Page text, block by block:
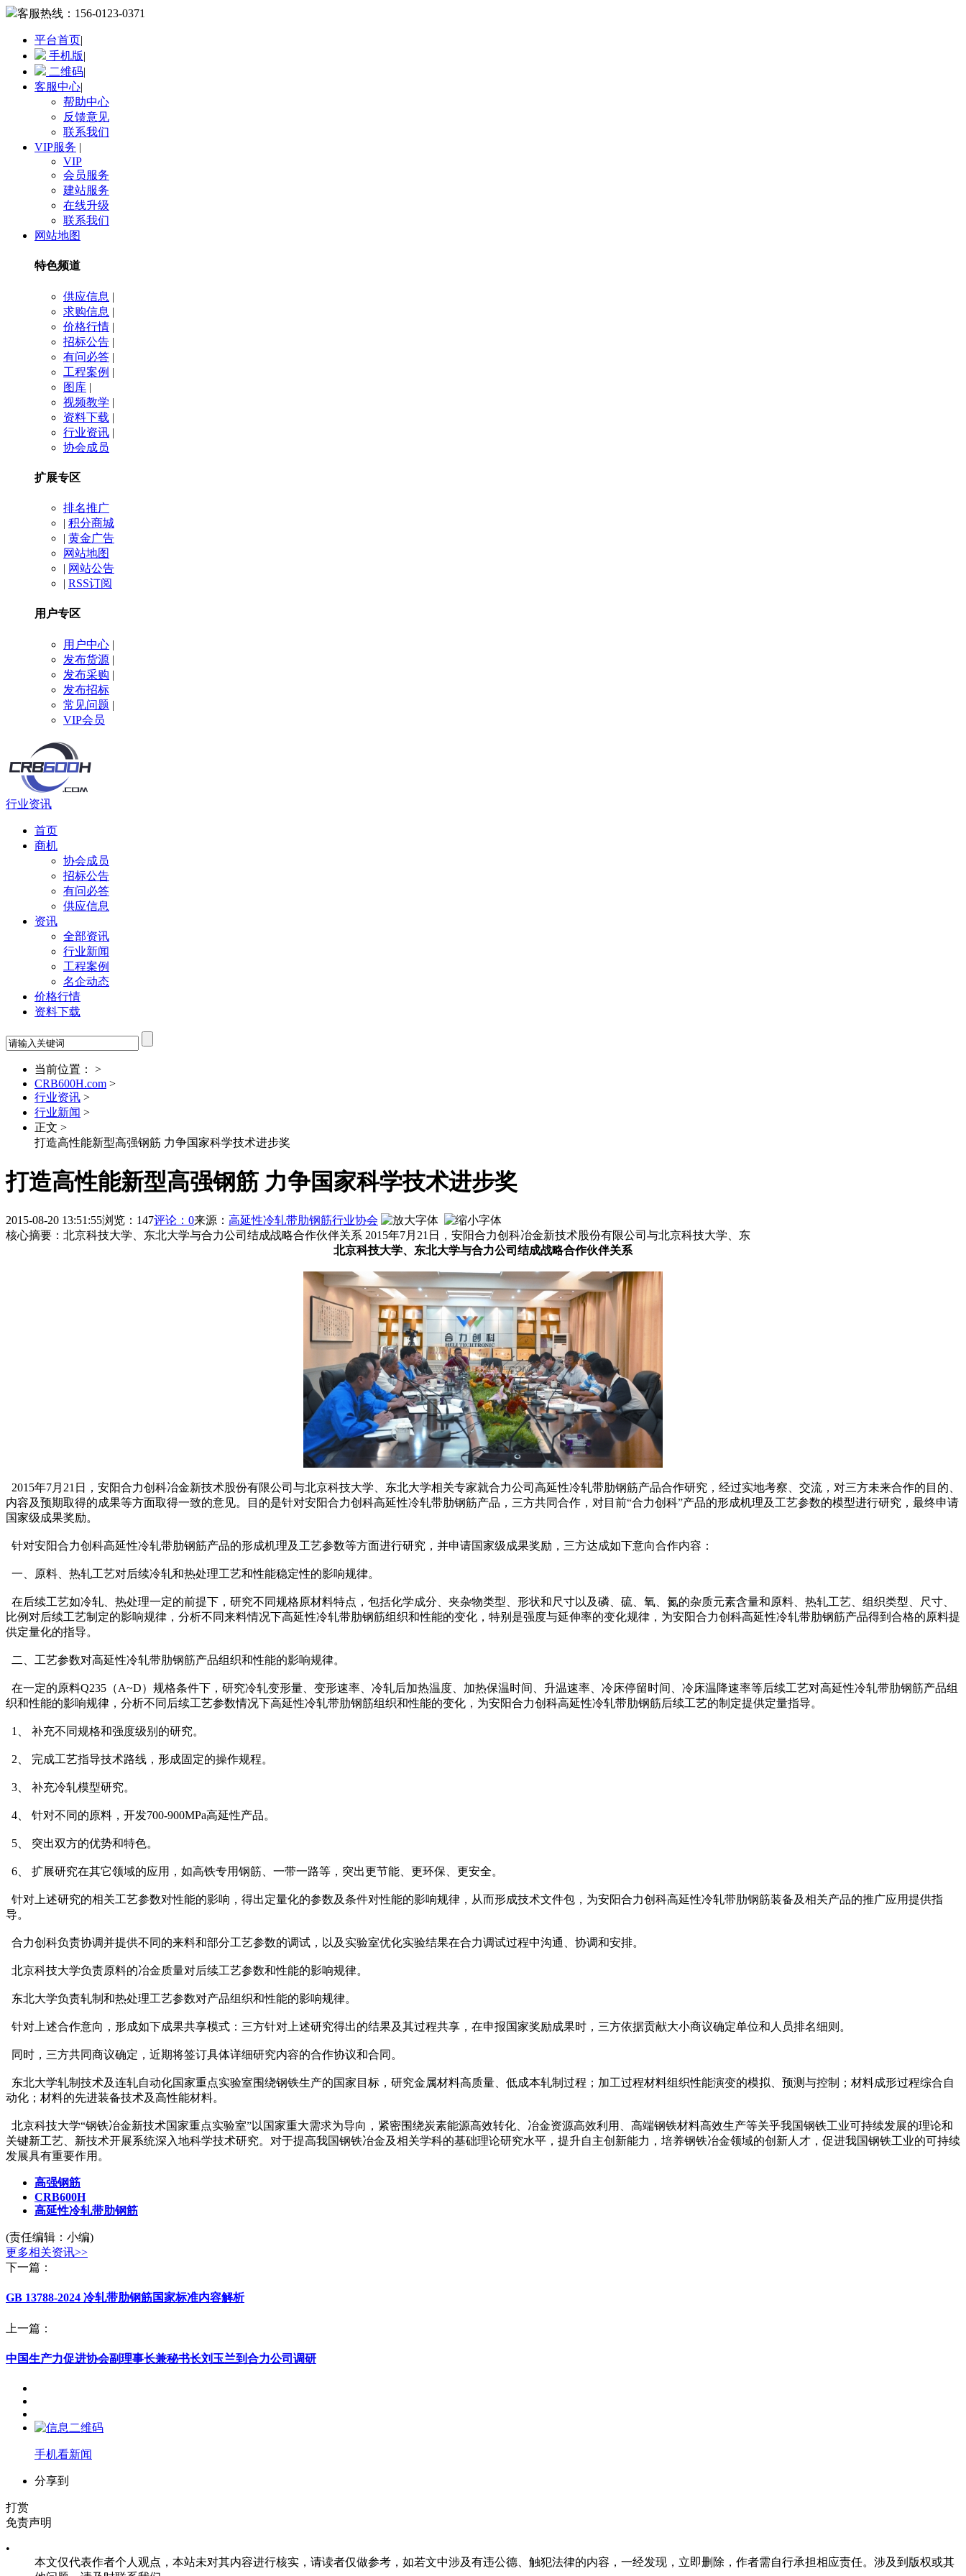
客服热线： 156-0123-0371
平台首页|
手机版|
二维码|
客服中心|
帮助中心
反馈意见
联系我们
VIP服务 |
VIP
会员服务
建站服务
在线升级
联系我们
网站地图
特色频道
供应信息 |
求购信息 |
价格行情 |
招标公告 |
有问必答 |
工程案例 |
图库 |
视频教学 |
资料下载 |
行业资讯 |
协会成员
扩展专区
排名推广
| 积分商城
| 黄金广告
网站地图
| 网站公告
| RSS订阅
用户专区
用户中心 |
发布货源 |
发布采购 |
发布招标
常见问题 |
VIP会员
行业资讯
首页
商机
协会成员
招标公告
有问必答
供应信息
资讯
全部资讯
行业新闻
工程案例
名企动态
价格行情
资料下载
当前位置： >
CRB600H.com >
行业资讯 >
行业新闻 >
正文 >
打造高性能新型高强钢筋 力争国家科学技术进步奖
打造高性能新型高强钢筋 力争国家科学技术进步奖
2015-08-20 13:51:55浏览：147评论：0来源： 高延性冷轧带肋钢筋行业协会
核心摘要：北京科技大学、东北大学与合力公司结成战略合作伙伴关系 2015年7月21日，安阳合力创科冶金新技术股份有限公司与北京科技大学、东
北京科技大学、东北大学与合力公司结成战略合作伙伴关系
2015年7月21日，安阳合力创科冶金新技术股份有限公司与北京科技大学、东北大学相关专家就合力公司高延性冷轧带肋钢筋产品合作研究，经过实地考察、交流，对三方未来合作的目的、
内容及预期取得的成果等方面取得一致的意见。目的是针对安阳合力创科高延性冷轧带肋钢筋产品，三方共同合作，对目前“合力创科”产品的形成机理及工艺参数的模型进行研究，最终申请
国家级成果奖励。
针对安阳合力创科高延性冷轧带肋钢筋产品的形成机理及工艺参数等方面进行研究，并申请国家级成果奖励，三方达成如下意向合作内容：
一、原料、热轧工艺对后续冷轧和热处理工艺和性能稳定性的影响规律。
在后续工艺如冷轧、热处理一定的前提下，研究不同规格原材料特点，包括化学成分、夹杂物类型、形状和尺寸以及磷、硫、氧、氮的杂质元素含量和原料、热轧工艺、组织类型、尺寸、
比例对后续工艺制定的影响规律，分析不同来料情况下高延性冷轧带肋钢筋组织和性能的变化，特别是强度与延伸率的变化规律，为安阳合力创科高延性冷轧带肋钢筋产品得到合格的原料提
供定量化的指导。
二、工艺参数对高延性冷轧带肋钢筋产品组织和性能的影响规律。
在一定的原料Q235（A~D）规格条件下，研究冷轧变形量、变形速率、冷轧后加热温度、加热保温时间、升温速率、冷床停留时间、冷床温降速率等后续工艺对高延性冷轧带肋钢筋产品组
织和性能的影响规律，分析不同后续工艺参数情况下高延性冷轧带肋钢筋组织和性能的变化，为安阳合力创科高延性冷轧带肋钢筋后续工艺的制定提供定量指导。
1、 补充不同规格和强度级别的研究。
2、 完成工艺指导技术路线，形成固定的操作规程。
3、 补充冷轧模型研究。
4、 针对不同的原料，开发700-900MPa高延性产品。
5、 突出双方的优势和特色。
6、 扩展研究在其它领域的应用，如高铁专用钢筋、一带一路等，突出更节能、更环保、更安全。
针对上述研究的相关工艺参数对性能的影响，得出定量化的参数及条件对性能的影响规律，从而形成技术文件包，为安阳合力创科高延性冷轧带肋钢筋装备及相关产品的推广应用提供指
导。
合力创科负责协调并提供不同的来料和部分工艺参数的调试，以及实验室优化实验结果在合力调试过程中沟通、协调和安排。
北京科技大学负责原料的冶金质量对后续工艺参数和性能的影响规律。
东北大学负责轧制和热处理工艺参数对产品组织和性能的影响规律。
针对上述合作意向，形成如下成果共享模式：三方针对上述研究得出的结果及其过程共享，在申报国家奖励成果时，三方依据贡献大小商议确定单位和人员排名细则。
同时，三方共同商议确定，近期将签订具体详细研究内容的合作协议和合同。
东北大学轧制技术及连轧自动化国家重点实验室围绕钢铁生产的国家目标，研究金属材料高质量、低成本轧制过程；加工过程材料组织性能演变的模拟、预测与控制；材料成形过程综合自
动化；材料的先进装备技术及高性能材料。
北京科技大学“钢铁冶金新技术国家重点实验室”以国家重大需求为导向，紧密围绕炭素能源高效转化、冶金资源高效利用、高端钢铁材料高效生产等关乎我国钢铁工业可持续发展的理论和
关键新工艺、新技术开展系统深入地科学技术研究。对于提高我国钢铁冶金及相关学科的基础理论研究水平，提升自主创新能力，培养钢铁冶金领域的创新人才，促进我国钢铁工业的可持续
发展具有重要作用。
高强钢筋
CRB600H
高延性冷轧带肋钢筋
(责任编辑：小编)
更多相关资讯>>
下一篇：
GB 13788-2024 冷轧带肋钢筋国家标准内容解析
上一篇：
中国生产力促进协会副理事长兼秘书长刘玉兰到合力公司调研
手机看新闻
分享到
打赏
免责声明
•
本文仅代表作者个人观点，本站未对其内容进行核实，请读者仅做参考，如若文中涉及有违公德、触犯法律的内容，一经发现，立即删除，作者需自行承担相应责任。涉及到版权或其